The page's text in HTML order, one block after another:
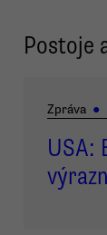
Postoje
Zpráva ●
USA: